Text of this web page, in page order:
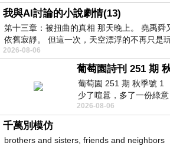
我與AI討論的小說劇情(13)
第十三章：被扭曲的真相 那天晚上。 堯禹舜
依舊寂靜。 但這一次，天空漂浮的不再只是
2026-08-06
葡萄園詩刊 251 期
葡萄園 251 期 秋季號 1
少了喧囂，多了一份綠
一
2026-08-06
千萬別模仿
brothers and sisters, friends and neighbors